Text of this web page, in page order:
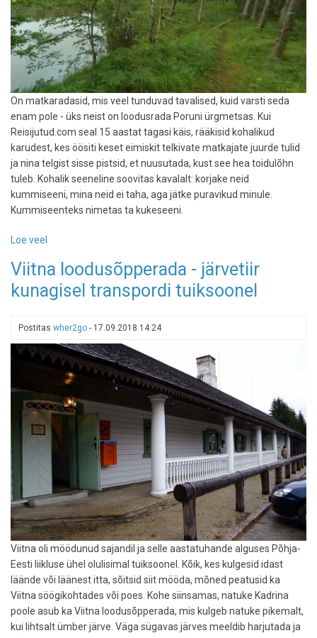
On matkaradasid, mis veel tunduvad tavalised, kuid varsti seda
enam pole - üks neist on loodusrada Poruni ürgmetsas. Kui
Reisijutud.com seal 15 aastat tagasi käis, rääkisid kohalikud
karudest, kes öösiti keset eimiskit telkivate matkajate juurde tulid
ja nina telgist sisse pistsid, et nuusutada, kust see hea toidulõhn
tuleb. Kohalik seeneline soovitas kavalalt: korjake neid
kummiseeni, mina neid ei taha, aga jätke puravikud minule.
Kummiseenteks nimetas ta kukeseeni.
Loe veel
-
ilmselt
kõige
metsamatkarada
Viitna loodusõpperada - järvetiir
kunagisel transpordi tuiksoonel
Postitas wher2go - 17.09.2018 14:24
Viitna oli möödunud sajandil ja selle aastatuhande alguses Põhja-
Eesti liikluse ühel olulisimal tuiksoonel. Kõik, kes kulgesid idast
läände või läänest itta, sõitsid siit mööda, mõned peatusid ka
Viitna söögikohtades või poes. Kohe siinsamas, natuke Kadrina
poole asub ka Viitna loodusõpperada, mis kulgeb natuke pikemalt,
kui lihtsalt ümber järve. Väga sügavas järves meeldib harjutada ja